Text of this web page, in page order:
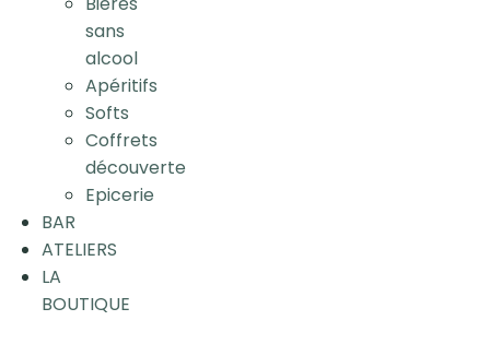
sans
alcool
Apéritifs
Softs
Coffrets
découverte
Epicerie
BAR
ATELIERS
LA
BOUTIQUE